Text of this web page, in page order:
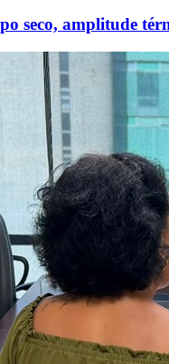
seco, amplitude